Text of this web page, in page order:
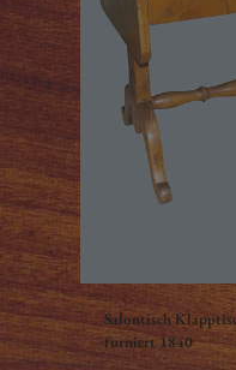
Salontisch
furniert 1840